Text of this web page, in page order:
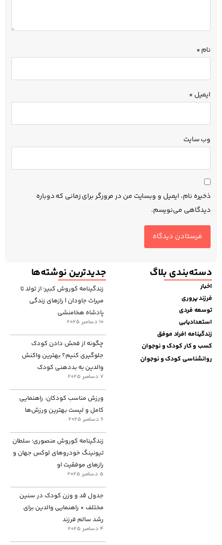
نام*
ایمیل*
وب‌ سایت
ذخیره نام، ایمیل و وبسایت من در مرورگر برای زمانی که دوباره
دیدگاهی می‌نویسم.
دسته‌بندی بلاگ
اخبار
فرزند پروری
توسعه فردی
استعدادیابی
زندگینامه افراد موفق
کسب و کار کودک و نوجوان
روانشناسی کودک و نوجوان
جدیدترین نوشته‌ها
زندگینامه کوروش کبیر؛ از تولد تا
میراث جاودان | رازهای زندگی
پادشاه هخامنشی
10 دسامبر 2025
چگونه از فحش دادن کودک
جلوگیری کنیم؟ بهترین واکنش
والدین به بددهنی کودک
7 دسامبر 2025
ورزش مناسب کودکان: راهنمایی
کامل و لیست بهترین ورزش‌ها
6 دسامبر 2025
زندگینامه کوروش منصوری؛ سلطان
تیونینگ خودروهای لوکس جهان و
رازهای موفقیت او
5 دسامبر 2025
جدول قد و وزن کودک در سنین
مختلف + راهنمایی والدین برای
رشد سالم فرزند
4 دسامبر 2025